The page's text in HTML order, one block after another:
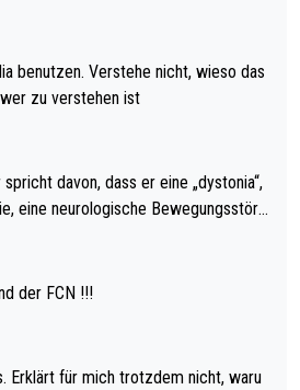
Nur eins wundert mich: Luke Little
der über Social Media GvV p
Mutter schießt öfters mal gegen Ric
benutzen. Verstehe nicht, wieso das
zu verstehen ist
davon, dass er eine „dystonia“,
eine neurologische Bewegungsstöru
Medikamente ihm helfen! Ich glau
viele der Dartits-Fälle fälschlich psy
behandelt werden! Dafür müsste
und nicht zum Mentaltrainer gehen…
der FCN !!!
Erklärt für mich trotzdem nicht, waru